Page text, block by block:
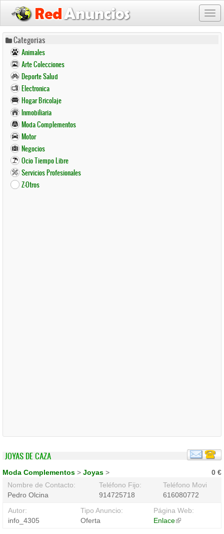
Pasar
contenido
principal
Categorias
Animales
Arte Colecciones
Deporte Salud
Electronica
Hogar Bricolaje
Inmobiliaria
Moda Complementos
Motor
Negocios
Ocio Tiempo Libre
Servicios Profesionales
Z-Otros
JOYAS DE CAZA
0 €
Moda Complementos > Joyas >
Nombre de Contacto:
Pedro Olcina
Teléfono Fijo:
914725718
Teléfono Movil:
616080772
Autor:
info_4305
Tipo Anuncio:
Oferta
Página Web:
Enlace(link